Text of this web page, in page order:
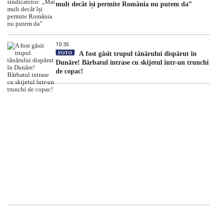
mult decât își permite România nu putem da”
10:35
FOTO
A fost găsit trupul tânărului dispărut în
Dunăre! Bărbatul intrase cu skijetul într-un trunchi
de copac!